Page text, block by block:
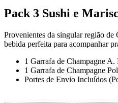
Pack 3 Sushi e
Provenientes da singular região de
bebida perfeita para acompanhar
1 Garrafa de Champagne
1 Garrafa de Champagne
Portes de Envio Incluídos